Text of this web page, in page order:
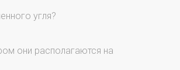
угля?
они располагаются на